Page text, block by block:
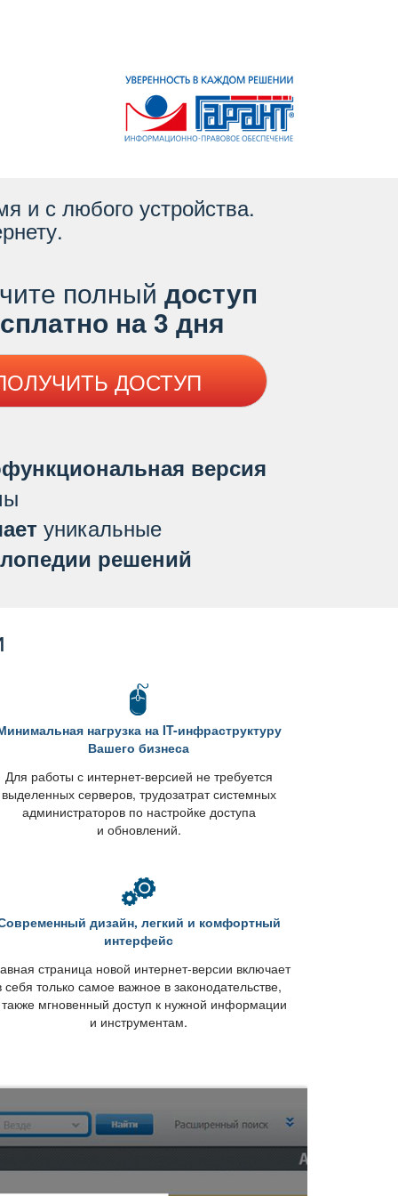
и с любого устройства.
полный доступ
на 3 дня
ДОСТУП
версия
уникальные
решений
нагрузка на IT-инфраструктуру
ашего бизнеса
Для работы с интернет-версией не требуется
ыделенных серверов, трудозатрат системных
администраторов по настройке доступа
и обновлений.
дизайн, легкий и комфортный
интерфейс
страница новой интернет-версии включает
только самое важное в законодательстве,
мгновенный доступ к нужной информации
и инструментам.